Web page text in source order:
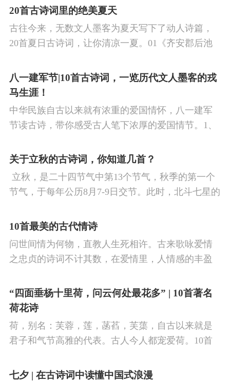
涉及48首诗词，你会背几首？快来（预）习。
20首古诗词里的绝美夏天
古往今来，无数文人墨客为夏天写下了动人诗篇，
20首夏日古诗词，让你清凉一夏。01《齐安郡后池
尽日无人看微雨，鸳鸯相对浴红衣。
八一建军节|10首古诗词，一览历代文人墨客的戎
马生涯！
中华民族自古以来就有浓重的爱国情怀，八一建军
节读古诗，带你感受古人笔下浓厚的爱国情节。1、
看剑，梦回吹角连营。八百里分麾下炙，五十弦翻
关于立秋的古诗词，你知道几首？
​ 立秋，是二十四节气中第13个节气，秋季的第一个
节气，于每年公历8月7-9日交节。此时，北斗七星的
了四时“气”的变化，立秋是阳气渐收、阴气渐长，由
10首最美的古代情诗
问世间情为何物，直教人生死相许。古来歌咏爱情
之忠贞的诗词不计其数，在爱情里，人情感的丰盈
笔下生辉。10首绝美的爱情古诗词，与你一起感受
情之幽微，爱之可贵。
“四面垂杨十里荷，问云何处最花多” | 10首著名
荷花诗
荷，别名：芙蓉，莲，菡萏，芙蕖，自古以来就是
君子和气节高雅的代表。古人今人都宠爱荷。10首
杨万里泉眼无声惜细流，树阴照水爱晴柔。
七夕 | 在古诗词中读懂中国式浪漫